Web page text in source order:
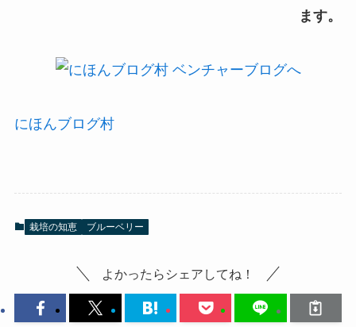
ます。
にほんブログ村
栽培の知恵 ブルーベリー
よかったらシェアしてね！